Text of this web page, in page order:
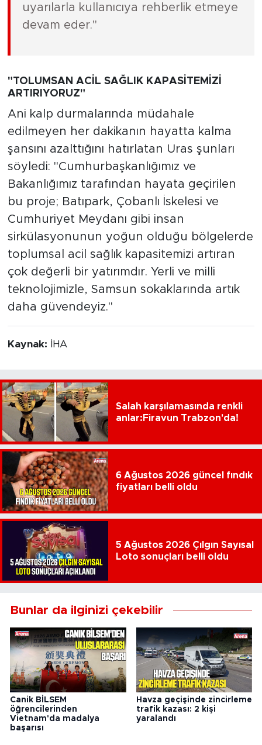
uyarılarla kullanıcıya rehberlik etmeye
devam eder."
"TOLUMSAN ACİL SAĞLIK KAPASİTEMİZİ
ARTIRIYORUZ"
Ani kalp durmalarında müdahale
edilmeyen her dakikanın hayatta kalma
şansını azalttığını hatırlatan Uras şunları
söyledi: "Cumhurbaşkanlığımız ve
Bakanlığımız tarafından hayata geçirilen
bu proje; Batıpark, Çobanlı İskelesi ve
Cumhuriyet Meydanı gibi insan
sirkülasyonunun yoğun olduğu bölgelerde
toplumsal acil sağlık kapasitemizi artıran
çok değerli bir yatırımdır. Yerli ve milli
teknolojimizle, Samsun sokaklarında artık
daha güvendeyiz."
Kaynak: İHA
Salah karşılamasında renkli
anlar:Firavun Trabzon'da!
6 Ağustos 2026 güncel fındık
fiyatları belli oldu
5 Ağustos 2026 Çılgın Sayısal
Loto sonuçları belli oldu
Bunlar da ilginizi çekebilir
Canik BİLSEM
öğrencilerinden
Vietnam'da madalya
başarısı
Havza geçişinde zincirleme
trafik kazası: 2 kişi
yaralandı